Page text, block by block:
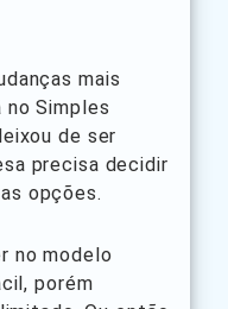
mais
Simples
de ser
precisa decidir
opções.
no modelo
porém